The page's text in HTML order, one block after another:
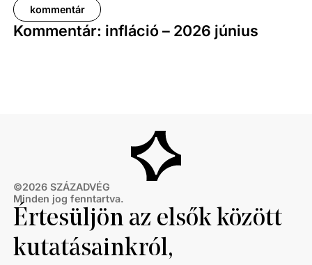
kommentár
Kommentár: infláció – 2026 június
©2026 SZÁZADVÉG
Minden jog fenntartva.
Értesüljön az elsők között
kutatásainkról,